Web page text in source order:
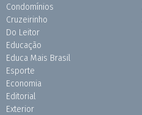
Condomínios
Cruzeirinho
Do Leitor
Educação
Educa Mais Brasil
Esporte
Economia
Editorial
Exterior